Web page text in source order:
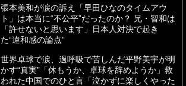
張本美和が涙の訴え「早田ひなのタイムアウ
ト」は本当に“不公平”だったのか？ 兄・智和は
「許せないと思います」日本人対決で起き
た“違和感の論点”
世界卓球で涙、過呼吸で苦しんだ平野美宇が明
かす“真実”「休もうか、卓球を辞めようか」救
われた中国でのひと言「泣かずに楽しくやった